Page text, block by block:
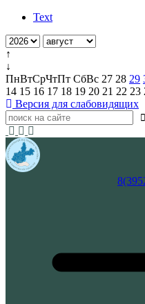
Text
↑
↓
ПнВтСрЧтПт СбВс 27 28 29
14 15 16 17 18 19 20 21 22 23
Версия для слабовидящих